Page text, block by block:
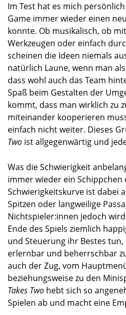
Im Test hat es mich
Game immer wieder einen
konnte. Ob musikalisch, ob
Werkzeugen oder einfach
scheinen die Ideen niemals
natürlich Laune, wenn man
dass wohl auch das Team
Spaß beim Gestalten der
kommt, dass man wirklich zu
miteinander kooperieren
einfach nicht weiter. Dieses
Two ist allgegenwärtig und
Was die Schwierigkeit
immer wieder ein Schippchen
Schwierigkeitskurve ist dabei
Spitzen oder langweilige
Nichtspieler:innen jedoch
Ende des Spiels ziemlich
und Steuerung ihr Bestes
erlernbar und beherrschbar
auch der Zug, vom
beziehungsweise zu den
Takes Two hebt sich so
Spielen ab und macht eine